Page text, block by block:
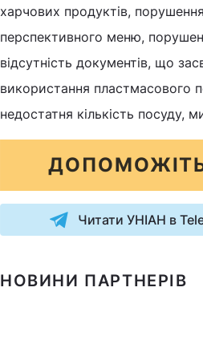
харчових продуктів,
перспективного меню,
відсутність документів, що
використання пластмасового
недостатня кількість посуду,
Читати УНІАН в
НОВИНИ ПАРТНЕРІВ